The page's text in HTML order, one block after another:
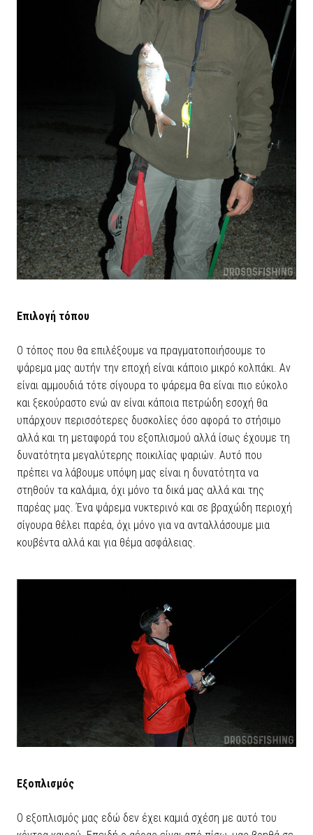
Επιλογή τόπου
Ο τόπος που θα επιλέξουμε να πραγματοποιήσουμε το
ψάρεμα μας αυτήν την εποχή είναι κάποιο μικρό κολπάκι. Αν
είναι αμμουδιά τότε σίγουρα το ψάρεμα θα είναι πιο εύκολο
και ξεκούραστο ενώ αν είναι κάποια πετρώδη εσοχή θα
υπάρχουν περισσότερες δυσκολίες όσο αφορά το στήσιμο
αλλά και τη μεταφορά του εξοπλισμού αλλά ίσως έχουμε τη
δυνατότητα μεγαλύτερης ποικιλίας ψαριών. Αυτό που
πρέπει να λάβουμε υπόψη μας είναι η δυνατότητα να
στηθούν τα καλάμια, όχι μόνο τα δικά μας αλλά και της
παρέας μας. Ένα ψάρεμα νυκτερινό και σε βραχώδη περιοχή
σίγουρα θέλει παρέα, όχι μόνο για να ανταλλάσουμε μια
κουβέντα αλλά και για θέμα ασφάλειας.
Εξοπλισμός
Ο εξοπλισμός μας εδώ δεν έχει καμιά σχέση με αυτό του